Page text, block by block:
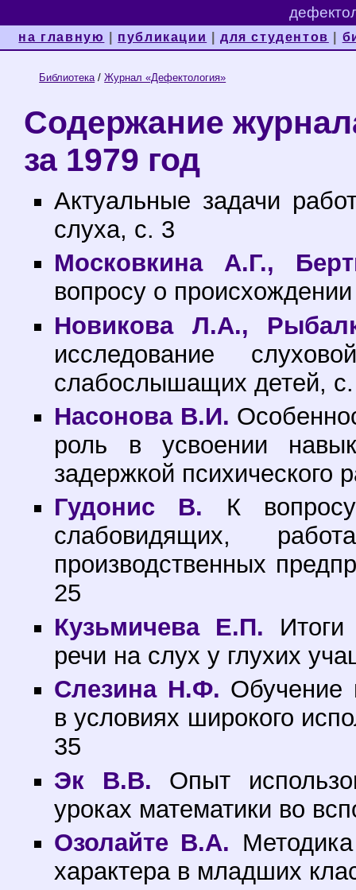
на главную публикации |для студентов
Библиотека/Журнал «Дефектология»
Содержание
за 1979 год
Актуальные задачи
слуха, с. 3
Московкина А.Г.,
вопросу о
Новикова Л.А.,
исследование
слабослышащих детей,
Насонова В.И.
роль в усвоении
задержкой психического
Гудонис В. К
слабовидящих,
производственных
25
Кузьмичева Е.П.
речи на слух у глухих
Слезина Н.Ф. Обучение
в условиях широкого
35
Эк В.В. Опыт
уроках математики во
Озолайте В.А.
характера в младших